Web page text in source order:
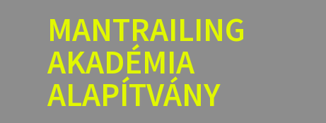
MANTRAILING
AKADÉMIA
ALAPÍTVÁNY